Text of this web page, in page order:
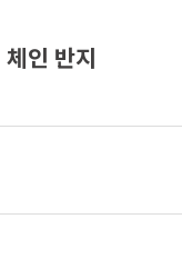
인 반지